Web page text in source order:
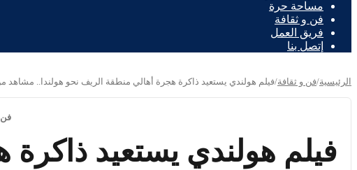
مساحة حرة
فن و ثقافة
فريق العمل
إتصل بنا
الرئيسية/فن و ثقافة/فيلم هولندي يستعيد ذاكرة هجرة أهالي منطقة الريف نحو هولندا.. مشاهد
فن
فيلم هولندي يستعيد